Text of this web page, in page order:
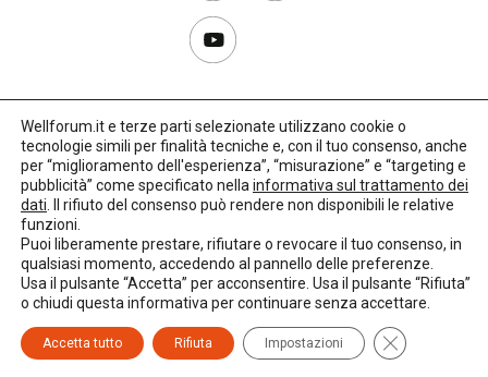
Copyright 2017–2026
Privacy Policy
Credits: LO Studio
Wellforum.it e terze parti selezionate utilizzano cookie o
tecnologie simili per finalità tecniche e, con il tuo consenso, anche
per “miglioramento dell'esperienza”, “misurazione” e “targeting e
pubblicità” come specificato nella informativa sul trattamento dei
dati . Il rifiuto del consenso può rendere non disponibili le relative
funzioni.
Puoi liberamente prestare, rifiutare o revocare il tuo consenso, in
qualsiasi momento, accedendo al pannello delle preferenze.
Usa il pulsante “Accetta” per acconsentire. Usa il pulsante “Rifiuta”
o chiudi questa informativa per continuare senza accettare.
Accetta tutto Rifiuta Impostazioni Close GDPR